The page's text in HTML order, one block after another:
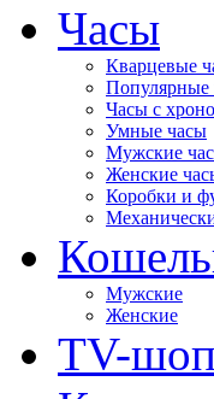
Часы
Кварцевые
Популярные
Часы с
Умные часы
Мужские
Женские
Коробки и
Мужские
Женские
TV-